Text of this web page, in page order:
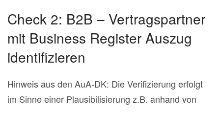
Check 2: B2B – Vertragspartner
mit Business Register Auszug
identifizieren
Hinweis aus den AuA-DK: Die Verifizierung erfolgt
im Sinne einer Plausibilisierung z.B. anhand von